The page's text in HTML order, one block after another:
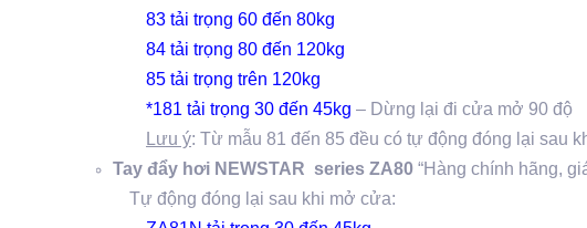
83 tải trọng 60 đến 80kg
84 tải trọng 80 đến 120kg
85 tải trọng trên 120kg
*181 tải trọng 30 đến 45kg – Dừng lại đi cửa mở 90 độ
Lưu ý: Từ mẫu 81 đến 85 đều có tự động đóng lại sau
Tay đẩy hơi NEWSTAR series ZA80 “Hàng chính hãng,
Tự động đóng lại sau khi mở cửa: